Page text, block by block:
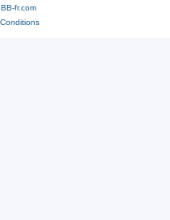
fr.com
Conditions